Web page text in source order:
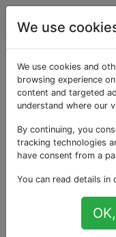
8
È
audio,
verso
Sono
S5830
We use
We use cookies and
browsing experience
content and targeted
understand where our
By continuing, you
tracking technologies
have consent from a
You can read details in